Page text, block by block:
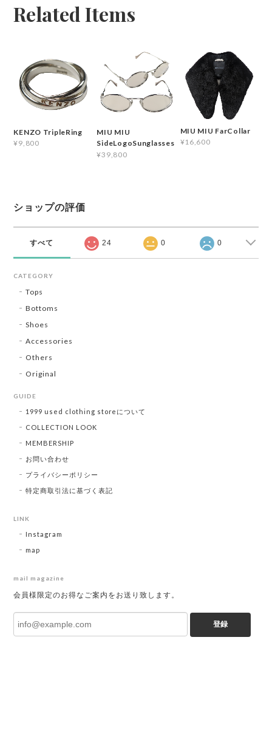
Related Items
KENZO TripleRing
¥9,800
MIU MIU
SideLogoSunglasses
¥39,800
MIU MIU FarCollar
¥16,600
ショップの評価
すべて 24 0 0
CATEGORY
Tops
Bottoms
Shoes
Accessories
Others
Original
GUIDE
1999 used clothing storeについて
COLLECTION LOOK
MEMBERSHIP
お問い合わせ
プライバシーポリシー
特定商取引法に基づく表記
LINK
Instagram
map
mail magazine
会員様限定のお得なご案内をお送り致します。
登録